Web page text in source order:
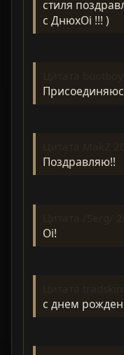
стиля
с ДнюхOi !!! )
Поздравляю!!
Oi!
с днем